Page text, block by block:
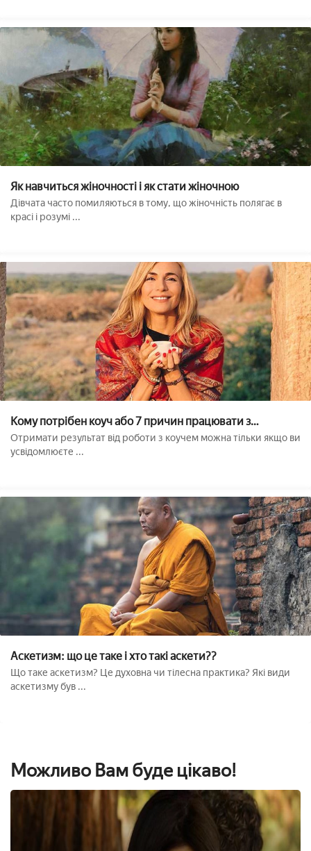
Як навчиться жіночності і як стати жіночною
Дівчата часто помиляються в тому, що жіночність полягає в
красі і розумі ...
Кому потрібен коуч або 7 причин працювати з
фахівцем
Отримати результат від роботи з коучем можна тільки якщо ви
усвідомлюєте ...
Аскетизм: що це таке і хто такі аскети??
Що таке аскетизм? Це духовна чи тілесна практика? Які види
аскетизму був ...
Можливо Вам буде цікаво!